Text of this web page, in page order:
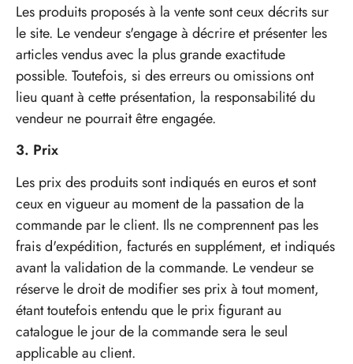
Les produits proposés à la vente sont ceux décrits sur
le site. Le vendeur s'engage à décrire et présenter les
articles vendus avec la plus grande exactitude
possible. Toutefois, si des erreurs ou omissions ont
lieu quant à cette présentation, la responsabilité du
vendeur ne pourrait être engagée.
3. Prix
Les prix des produits sont indiqués en euros et sont
ceux en vigueur au moment de la passation de la
commande par le client. Ils ne comprennent pas les
frais d'expédition, facturés en supplément, et indiqués
avant la validation de la commande. Le vendeur se
réserve le droit de modifier ses prix à tout moment,
étant toutefois entendu que le prix figurant au
catalogue le jour de la commande sera le seul
applicable au client.